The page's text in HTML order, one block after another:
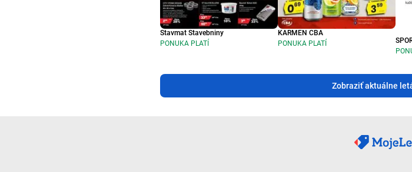
Stavmat Stavebniny
PONUKA PLATÍ
KARMEN CBA
PONUKA PLATÍ
Zobraziť aktuálne